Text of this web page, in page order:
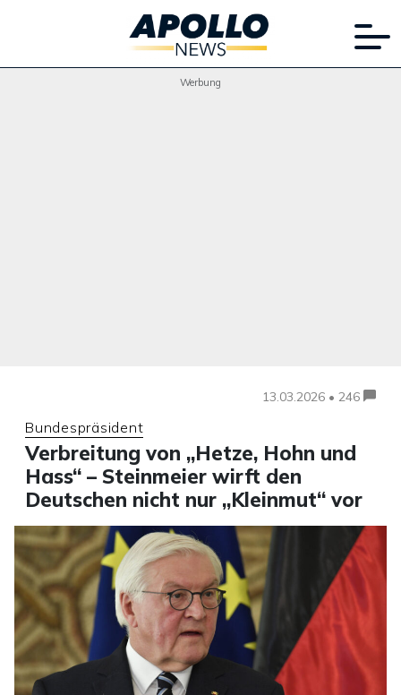
Werbung
13.03.2026 • 246
Bundespräsident
Verbreitung von „Hetze, Hohn und
Hass“ – Steinmeier wirft den
Deutschen nicht nur „Kleinmut“ vor